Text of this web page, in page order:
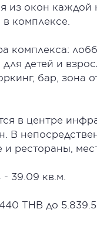
из окон каждой
комплексе.
комплекса:
для детей и
бар, зона
в центре
В
рестораны,
39.09 кв.м.
THB до